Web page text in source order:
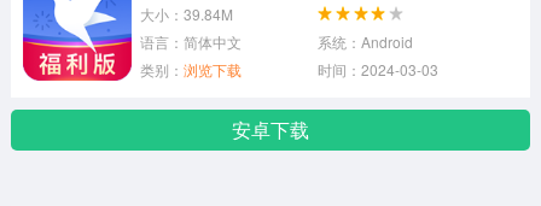
冒险解谜
体育竞技
大小：39.84M
语言：简体中文
系统：Android
类别： 浏览下载 时间：2024-03-03
安卓下载